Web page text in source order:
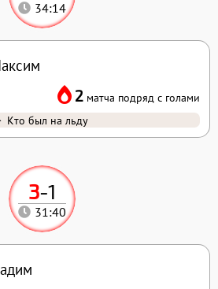
3-1
31:40
34:14
2 матча подряд с голами
Кто был на льду